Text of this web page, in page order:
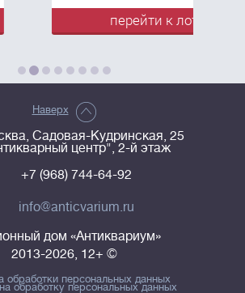
перейти к лоту
Наверх
Садовая-Кудринская, 25
центр", 2-й этаж
+7 (968) 744-64-92
info@anticvarium.ru
дом «Антиквариум»
2013-2026, 12+ ©
обработки персональных данных
обработку персональных данных